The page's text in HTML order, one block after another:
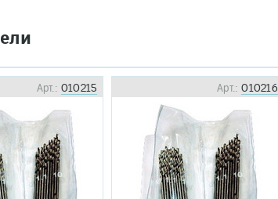
Арт.:010215 Арт.:010216